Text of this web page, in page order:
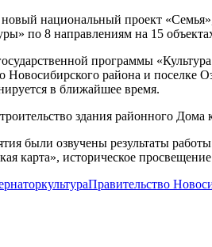
новый национальный проект
по 8 направлениям на 15
программы
Новосибирского района и поселке
в ближайшее время.
здания районного
были озвучены результаты
карта», историческое
культураПравительство